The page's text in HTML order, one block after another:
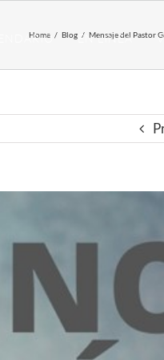
EN LÍNEA
Home / Blog / Mensaje del Pastor